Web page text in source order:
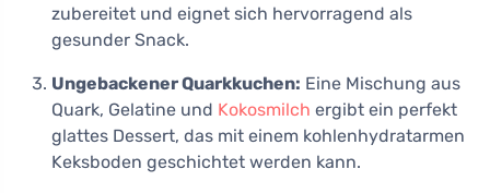
zubereitet und eignet sich hervorragend als
gesunder Snack.
Ungebackener Quarkkuchen: Eine Mischung aus
Quark, Gelatine und Kokosmilch ergibt ein perfekt
glattes Dessert, das mit einem kohlenhydratarmen
Keksboden geschichtet werden kann.